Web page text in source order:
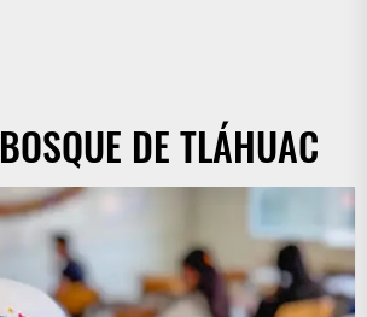
BOSQUE DE TLÁHUAC